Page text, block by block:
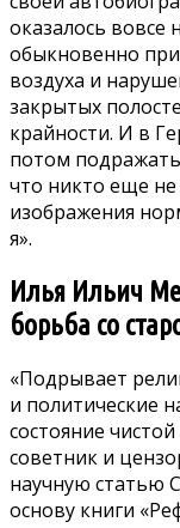
оказалось вовсе
обыкновенно при
воздуха и
закрытых
крайности. И в
потом
что никто еще не
изображения
я».
Илья Ильич
борьба со
«Подрывает
и политические
состояние
советник и
научную статью
основу книги